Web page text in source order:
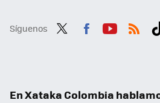
Síguenos
En Xataka Colombia